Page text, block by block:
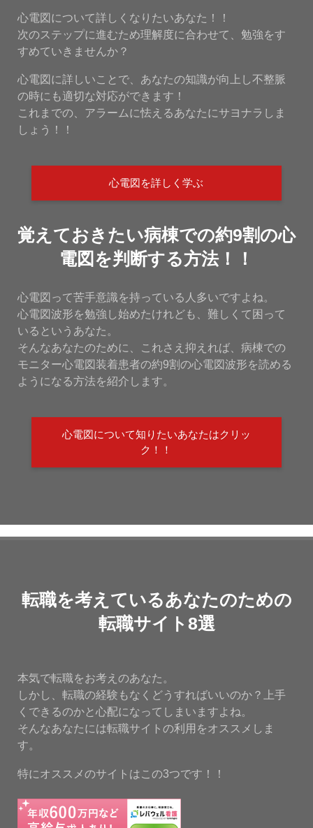
心電図について詳しくなりたいあなた！！
次のステップに進むため理解度に合わせて、勉強をす
すめていきませんか？
心電図に詳しいことで、あなたの知識が向上し不整脈
の時にも適切な対応ができます！
これまでの、アラームに怯えるあなたにサヨナラしま
しょう！！
心電図を詳しく学ぶ
覚えておきたい病棟での約9割の心
電図を判断する方法！！
心電図って苦手意識を持っている人多いですよね。
心電図波形を勉強し始めたけれども、難しくて困って
いるというあなた。
そんなあなたのために、これさえ抑えれば、病棟での
モニター心電図装着患者の約9割の心電図波形を読める
ようになる方法を紹介します。
心電図について知りたいあなたはクリッ
ク！！
転職を考えているあなたのための
転職サイト8選
本気で転職をお考えのあなた。
しかし、転職の経験もなくどうすればいいのか？上手
くできるのかと心配になってしまいますよね。
そんなあなたには転職サイトの利用をオススメしま
す。
特にオススメのサイトはこの3つです！！